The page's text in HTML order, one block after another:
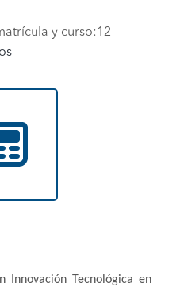
y curso:12
Innovación Tecnológica en